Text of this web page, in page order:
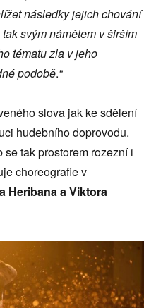
et následky jejich chování
svým námětem v širším
tématu zla v jeho
é podobě.“
slova jak ke sdělení
hudebního doprovodu.
tak prostorem rozezní i
choreografie v
Heribana a Viktora